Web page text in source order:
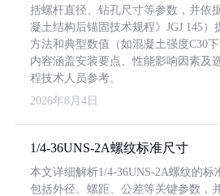
括螺杆直径、钻孔尺寸等参数，并依
凝土结构后锚固技术规程》JGJ 145
方法和典型数值（如混凝土强度C30下
内容涵盖安装要点、性能影响因素及
程技术人员参考。
2026年8月4日
1/4-36UNS-2A螺纹标准尺寸
本文详细解析1/4-36UNS-2A螺纹的标
包括外径、螺距、公差等关键参数，